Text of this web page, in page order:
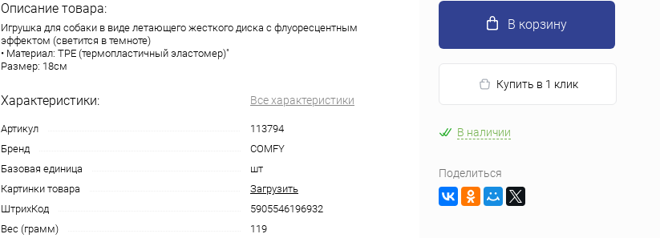
Описание товара:
Игрушка для собаки в виде летающего жесткого диска с флуоресцентным
эффектом (светится в темноте)
• Материал: TPE (термопластичный эластомер)"
Размер: 18см
Характеристики: Все характеристики
Артикул
113794
Бренд
COMFY
Базовая единица
шт
Картинки товара
Загрузить
ШтрихКод
5905546196932
Вес (грамм)
119
В корзину
Купить в 1 клик
В наличии
Поделиться